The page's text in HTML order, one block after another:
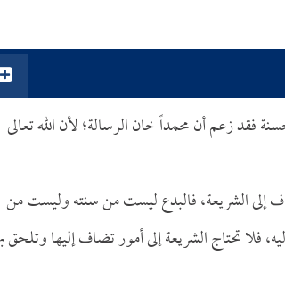
فقد زعم أن محمداً خان الرسالة؛ لأن الله تعالى
إلى الشريعة، فالبدع ليست من سنته وليست من
فلا تحتاج الشريعة إلى أمور تضاف إليها وتلحق